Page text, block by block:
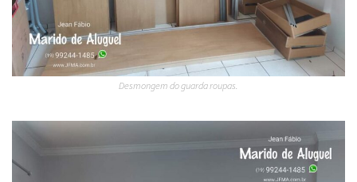
Desmongem do guarda roupas.